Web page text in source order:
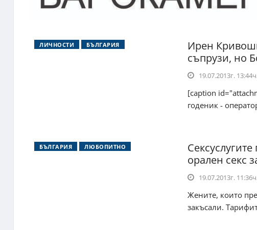
ЛИЧНОСТИ БЪЛГАРИЯ
Ирен
съпрузи, но
19.07.2013г.
[caption
годеник -
БЪЛГАРИЯ ЛЮБОПИТНО
орален секс
19.07.2013г.
Жените, които
закъсали.